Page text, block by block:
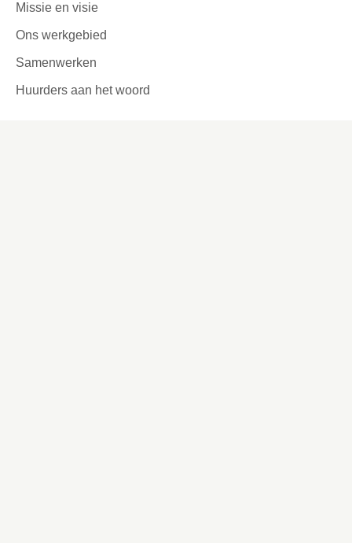
Missie en visie
Ons werkgebied
Samenwerken
Huurders aan het woord